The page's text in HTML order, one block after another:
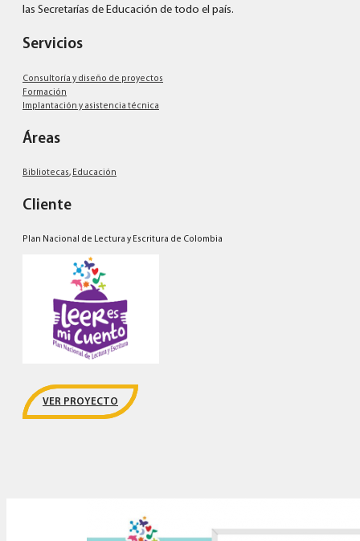
las Secretarías de Educación de todo el país.
Servicios
Consultoría y diseño de proyectos
Formación
Implantación y asistencia técnica
Áreas
Bibliotecas, Educación
Cliente
Plan Nacional de Lectura y Escritura de Colombia
VER PROYECTO